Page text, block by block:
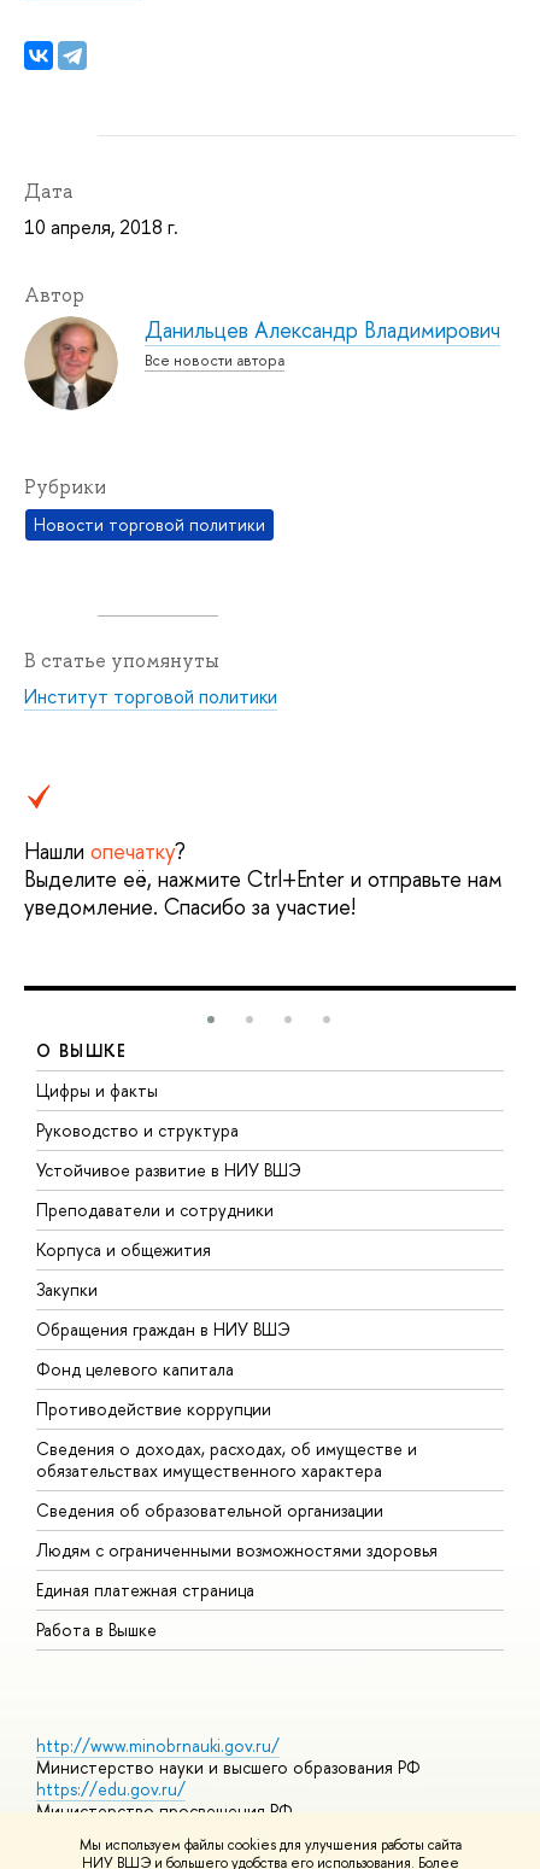
Мы используем файлы cookies для улучшения работы сайта
НИУ ВШЭ и большего удобства его использования. Более
Дата
10 апреля, 2018 г.
Автор
Данильцев Александр Владимирович
Все новости автора
Рубрики
Новости торговой политики
В статье упомянуты
Институт торговой политики
Нашли опечатку?
Выделите её, нажмите Ctrl+Enter и отправьте нам
уведомление. Спасибо за участие!
О ВЫШКЕ
Цифры и факты
Руководство и структура
Устойчивое развитие в НИУ ВШЭ
Преподаватели и сотрудники
Корпуса и общежития
Закупки
Обращения граждан в НИУ ВШЭ
Фонд целевого капитала
Противодействие коррупции
Сведения о доходах, расходах, об имуществе и
обязательствах имущественного характера
Сведения об образовательной организации
Людям с ограниченными возможностями здоровья
Единая платежная страница
Работа в Вышке
http://www.minobrnauki.gov.ru/
Министерство науки и высшего образования РФ
https://edu.gov.ru/
Министерство просвещения РФ
https://elearning.hse.ru/mooc
Массовые открытые онлайн-курсы